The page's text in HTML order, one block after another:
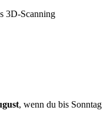
3D-Scanning
, wenn du bis Sonntag